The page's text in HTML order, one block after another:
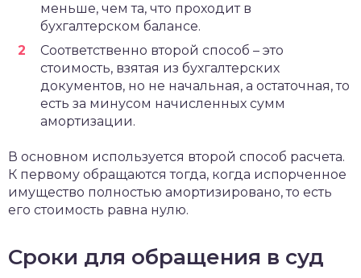
меньше, чем та, что проходит в
бухгалтерском балансе.
Соответственно второй способ – это
стоимость, взятая из бухгалтерских
документов, но не начальная, а остаточная, то
есть за минусом начисленных сумм
амортизации.
В основном используется второй способ расчета.
К первому обращаются тогда, когда испорченное
имущество полностью амортизировано, то есть
его стоимость равна нулю.
Сроки для обращения в суд